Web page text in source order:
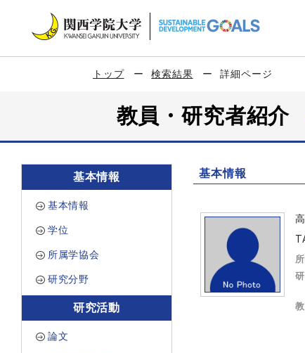
トップ 検索結果 詳細ページ
教員・研究者紹
基本情報
基本情報
学位
所属学協会
研究分野
研究活動
論文
基本情報